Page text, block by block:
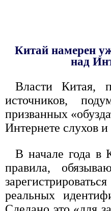
Китай намерен
над
Власти Китая,
источников,
призванных
Интернете слухов
В начале года в
правила,
реальных